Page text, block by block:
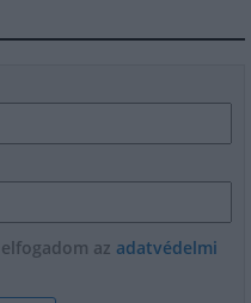
az adatvédelmi